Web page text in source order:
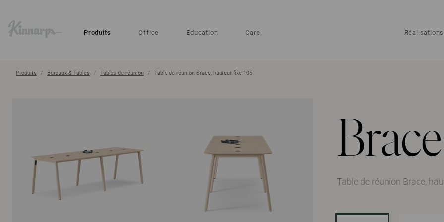
Produits Office Education Care
Produits Bureaux & Tables Tables de réunion Table de réunion Brace, hauteur fixe 105
Brace
Table de réunion Brace,